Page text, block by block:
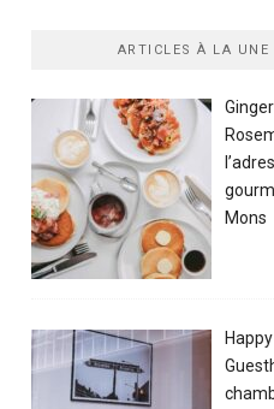
ARTICLES À LA UNE
Mons
Happy